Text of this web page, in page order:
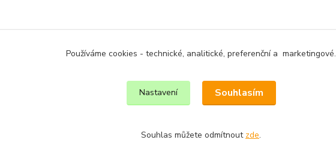
Používáme cookies - technické, analitické, preferenční a marketingové.
Nastavení Souhlasím
Souhlas můžete odmítnout zde.